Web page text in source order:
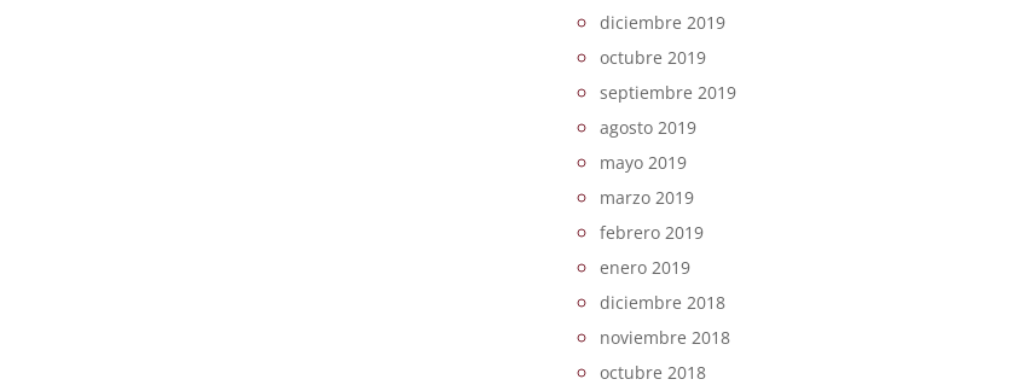
diciembre 2019
octubre 2019
septiembre 2019
agosto 2019
mayo 2019
marzo 2019
febrero 2019
enero 2019
diciembre 2018
noviembre 2018
octubre 2018